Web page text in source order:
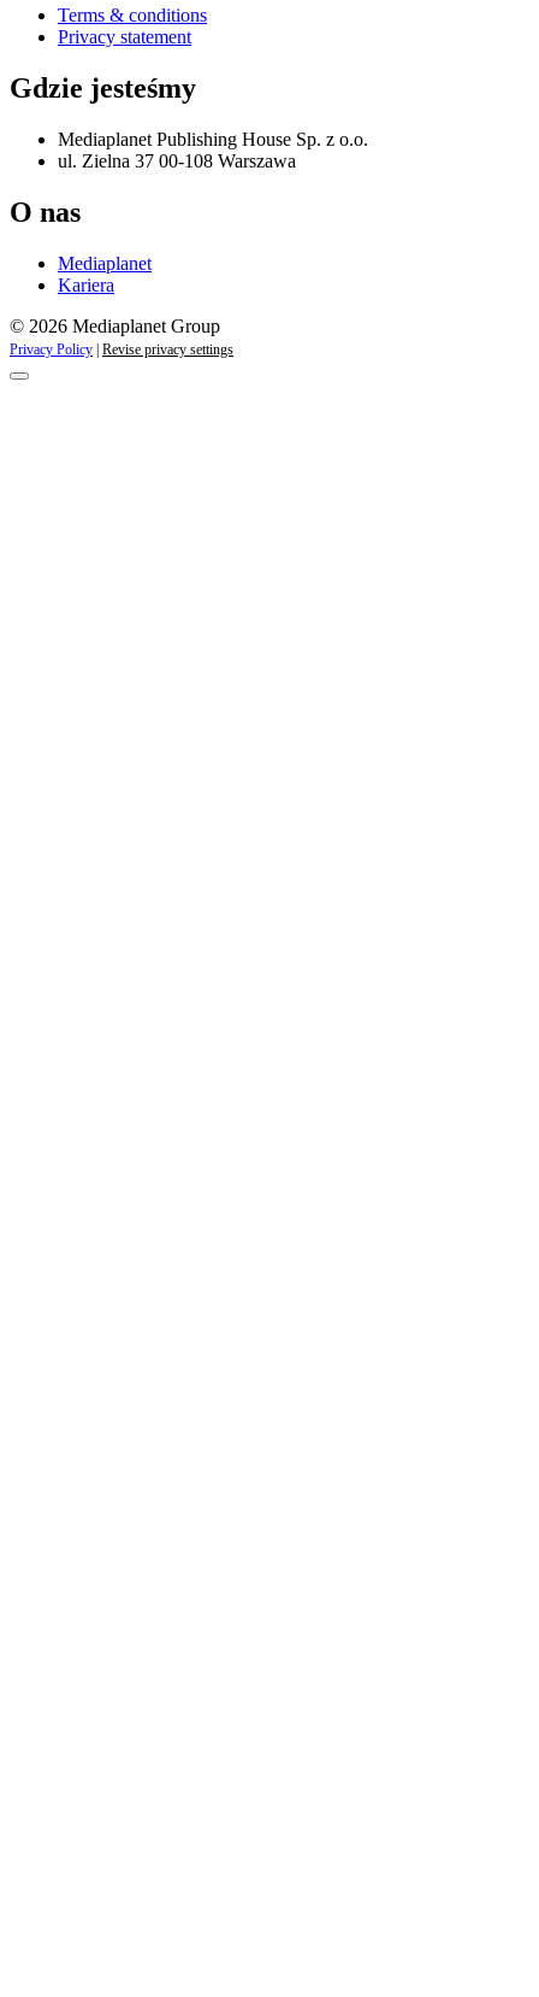
Terms & conditions
Privacy statement
Gdzie jesteśmy
Mediaplanet Publishing House Sp. z o.o.
ul. Zielna 37 00-108 Warszawa
O nas
Mediaplanet
Kariera
© 2026 Mediaplanet Group
Privacy Policy Revise privacy settings